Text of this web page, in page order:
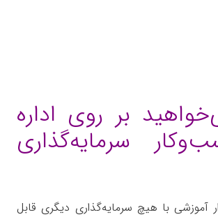
بر روی اداره
سرمایه‌گذاری
آموزشی با هیچ سرمایه‌گذاری دیگری قابل